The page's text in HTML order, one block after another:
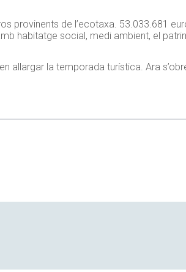
provinents de l’ecotaxa. 53.033.681
habitatge social, medi ambient, el
allargar la temporada turística. Ara